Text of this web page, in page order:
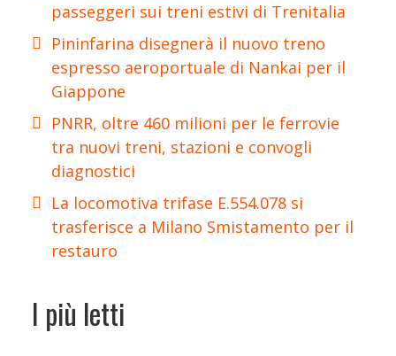
passeggeri sui treni estivi di Trenitalia
Pininfarina disegnerà il nuovo treno
espresso aeroportuale di Nankai per il
Giappone
PNRR, oltre 460 milioni per le ferrovie
tra nuovi treni, stazioni e convogli
diagnostici
La locomotiva trifase E.554.078 si
trasferisce a Milano Smistamento per il
restauro
I più letti